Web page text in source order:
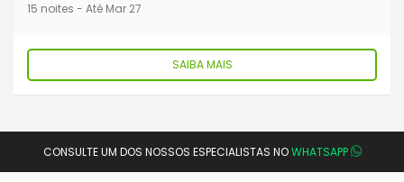
15 noites - Até Mar 27
SAIBA MAIS
CONSULTE UM DOS NOSSOS ESPECIALISTAS NOWHATSAPP